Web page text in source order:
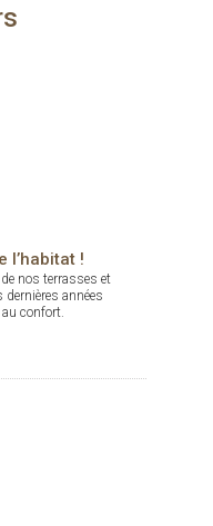
l’habitat !
nos terrasses et
années
confort.